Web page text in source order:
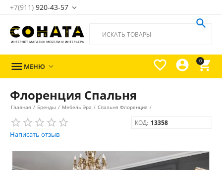
+7(911) 920-43-57 
0




 МЕНЮ 
Флоренция Спальня
Главная / Бренды / Мебель Эра / Спальня Флоренция /
Написать отзыв
КОД: 13358